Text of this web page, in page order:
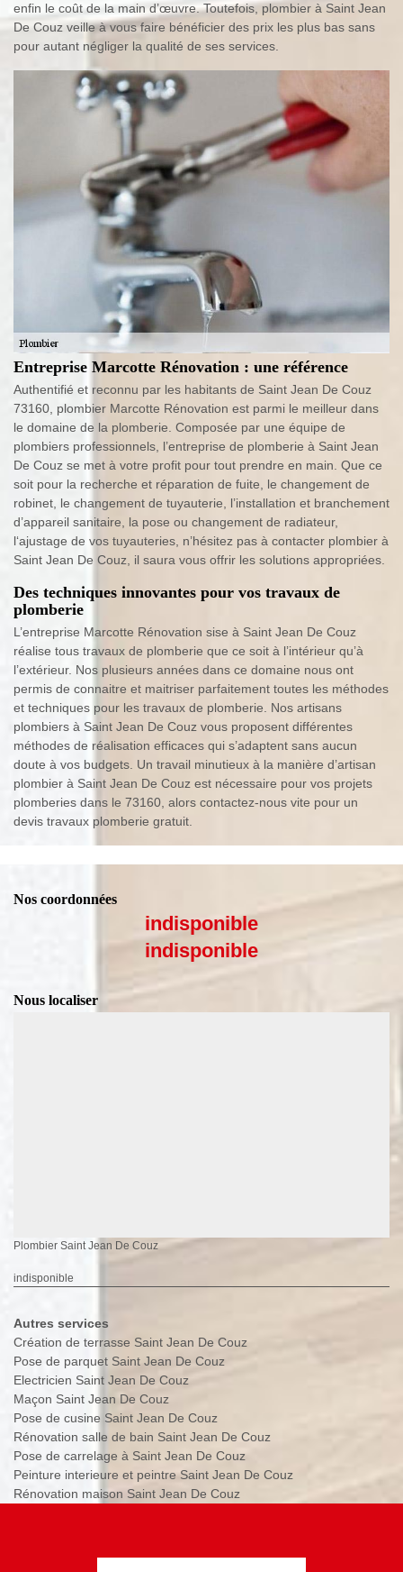
enfin le coût de la main d’œuvre. Toutefois, plombier à Saint Jean
De Couz veille à vous faire bénéficier des prix les plus bas sans
pour autant négliger la qualité de ses services.
Entreprise Marcotte Rénovation : une référence
Authentifié et reconnu par les habitants de Saint Jean De Couz
73160, plombier Marcotte Rénovation est parmi le meilleur dans
le domaine de la plomberie. Composée par une équipe de
plombiers professionnels, l’entreprise de plomberie à Saint Jean
De Couz se met à votre profit pour tout prendre en main. Que ce
soit pour la recherche et réparation de fuite, le changement de
robinet, le changement de tuyauterie, l’installation et branchement
d’appareil sanitaire, la pose ou changement de radiateur,
l‘ajustage de vos tuyauteries, n’hésitez pas à contacter plombier à
Saint Jean De Couz, il saura vous offrir les solutions appropriées.
Des techniques innovantes pour vos travaux de
plomberie
L’entreprise Marcotte Rénovation sise à Saint Jean De Couz
réalise tous travaux de plomberie que ce soit à l’intérieur qu’à
l’extérieur. Nos plusieurs années dans ce domaine nous ont
permis de connaitre et maitriser parfaitement toutes les méthodes
et techniques pour les travaux de plomberie. Nos artisans
plombiers à Saint Jean De Couz vous proposent différentes
méthodes de réalisation efficaces qui s’adaptent sans aucun
doute à vos budgets. Un travail minutieux à la manière d’artisan
plombier à Saint Jean De Couz est nécessaire pour vos projets
plomberies dans le 73160, alors contactez-nous vite pour un
devis travaux plomberie gratuit.
Nos coordonnées
indisponible
indisponible
Nous localiser
Plombier Saint Jean De Couz
indisponible
Autres services
Création de terrasse Saint Jean De Couz
Pose de parquet Saint Jean De Couz
Electricien Saint Jean De Couz
Maçon Saint Jean De Couz
Pose de cusine Saint Jean De Couz
Rénovation salle de bain Saint Jean De Couz
Pose de carrelage à Saint Jean De Couz
Peinture interieure et peintre Saint Jean De Couz
Rénovation maison Saint Jean De Couz